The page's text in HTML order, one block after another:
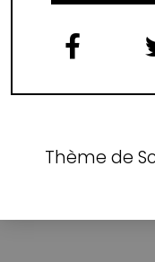
Thème de